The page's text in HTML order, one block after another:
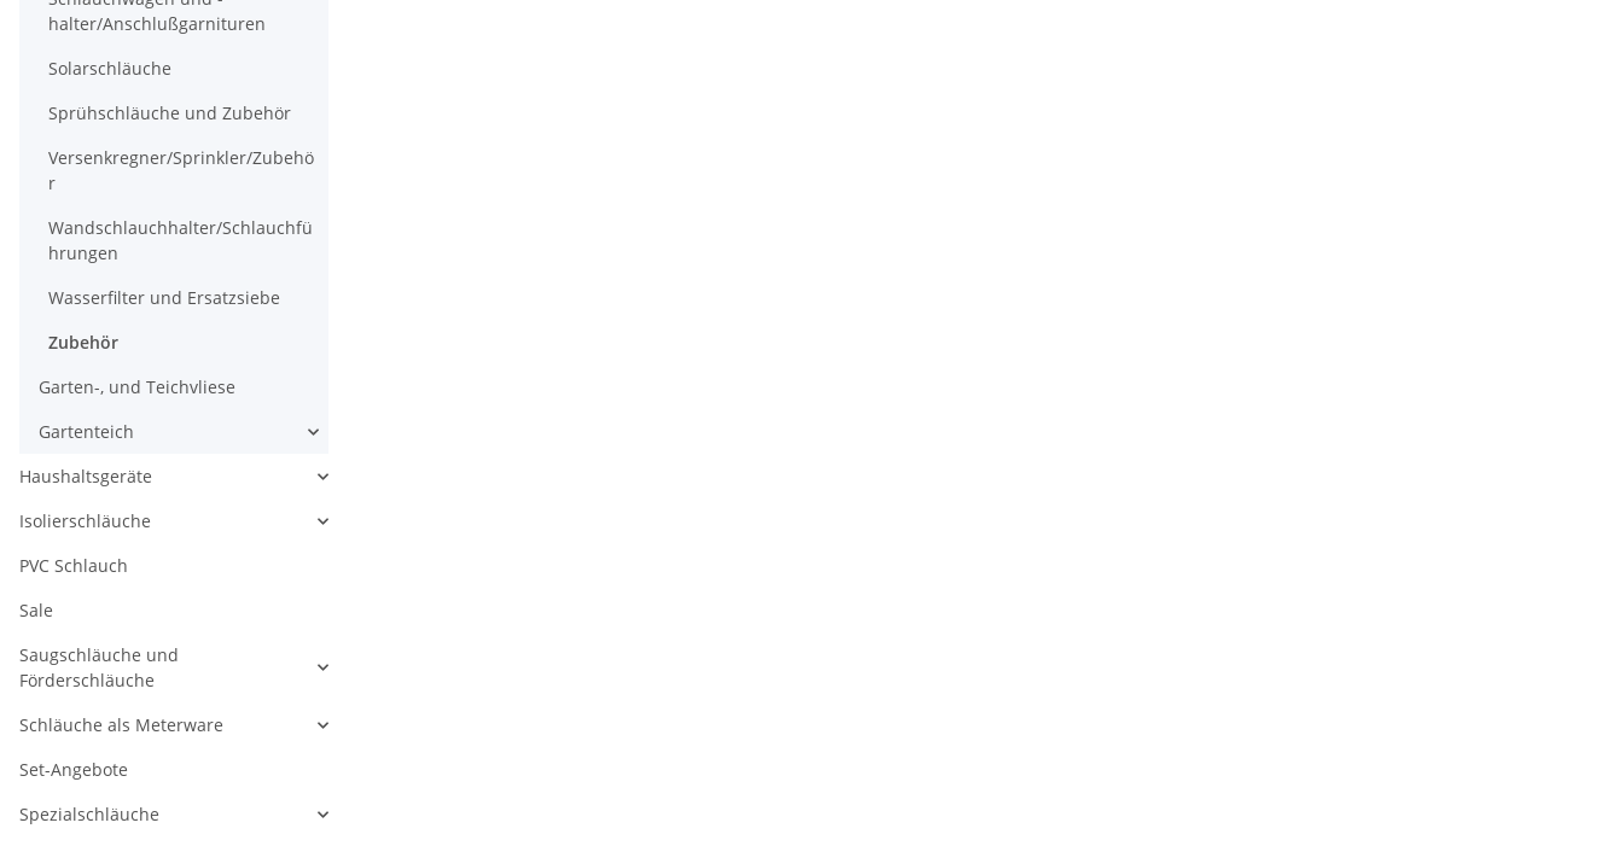
halter/Anschlußgarnituren
Solarschläuche
Sprühschläuche und Zubehör
Versenkregner/Sprinkler/Zubehö
r
Wandschlauchhalter/Schlauchfü
hrungen
Wasserfilter und Ersatzsiebe
Zubehör
Garten-, und Teichvliese
Gartenteich
Haushaltsgeräte
Isolierschläuche
PVC Schlauch
Sale
Saugschläuche und
Förderschläuche
Schläuche als Meterware
Set-Angebote
Spezialschläuche